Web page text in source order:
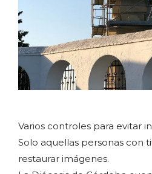
Varios controles para evitar
Solo aquellas personas con
restaurar imágenes.